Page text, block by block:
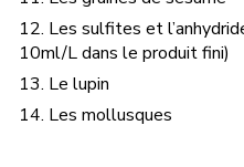
12. Les sulfites et
10ml/L dans le produit fini)
13. Le lupin
14. Les mollusques